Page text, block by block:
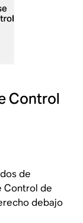
Control
de
Control de
debajo